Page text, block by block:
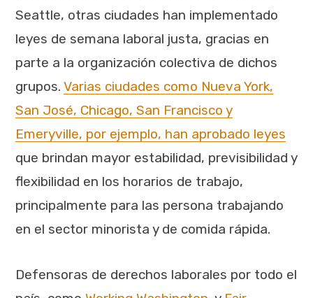
Seattle, otras ciudades han implementado
leyes de semana laboral justa, gracias en
parte a la organización colectiva de dichos
grupos. Varias ciudades como Nueva York,
San José, Chicago, San Francisco y
Emeryville, por ejemplo, han aprobado leyes
que brindan mayor estabilidad, previsibilidad y
flexibilidad en los horarios de trabajo,
principalmente para las persona trabajando
en el sector minorista y de comida rápida.
Defensoras de derechos laborales por todo el